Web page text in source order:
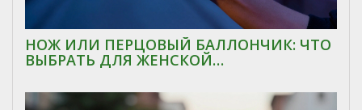
НОЖ ИЛИ ПЕРЦОВЫЙ БАЛЛОНЧИК: ЧТО
ВЫБРАТЬ ДЛЯ ЖЕНСКОЙ